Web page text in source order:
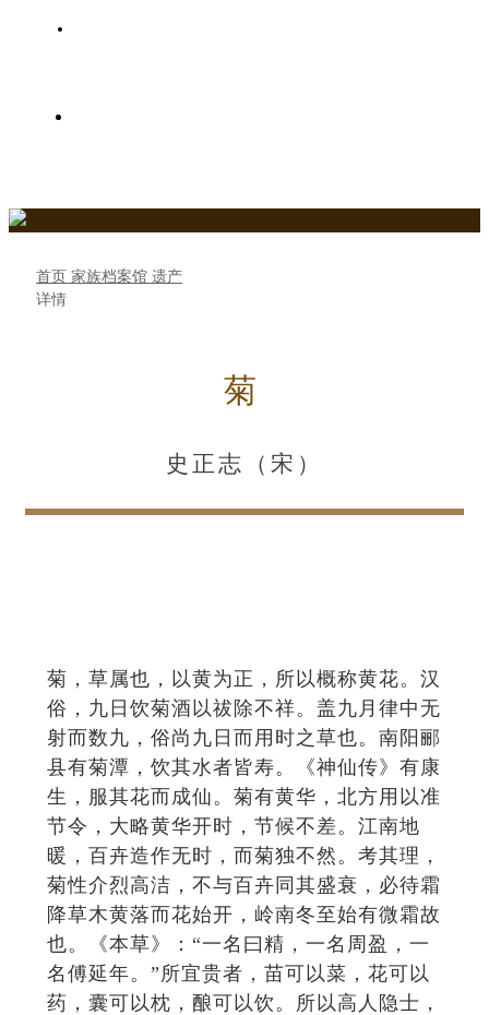
首页 家族档案馆 遗产
详情
菊
史正志（宋）
菊，草属也，以黄为正，所以概称黄花。汉
俗，九日饮菊酒以祓除不祥。盖九月律中无
射而数九，俗尚九日而用时之草也。南阳郦
县有菊潭，饮其水者皆寿。《神仙传》有康
生，服其花而成仙。菊有黄华，北方用以准
节令，大略黄华开时，节候不差。江南地
暖，百卉造作无时，而菊独不然。考其理，
菊性介烈高洁，不与百卉同其盛衰，必待霜
降草木黄落而花始开，岭南冬至始有微霜故
也。《本草》：“一名曰精，一名周盈，一
名傅延年。”所宜贵者，苗可以菜，花可以
药，囊可以枕，酿可以饮。所以高人隐士，